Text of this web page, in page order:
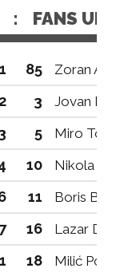
: FANS
1 85
Zoran
2 3
Jovan
5
Miro
10 Nikola
11 Boris
7 16
Lazar
18 Milić